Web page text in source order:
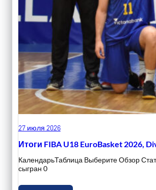
27 июля 2026
Итоги FIBA U18 EuroBasket 2026,
КалендарьТаблица Выберите Обзор
сыгран 0